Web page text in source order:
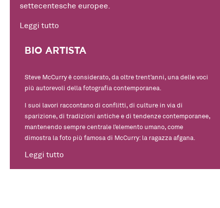
settecentesche europee.
Leggi tutto
BIO ARTISTA
Steve McCurry è considerato, da oltre trent’anni, una delle voci
più autorevoli della fotografia contemporanea.
I suoi lavori raccontano di conflitti, di culture in via di
sparizione, di tradizioni antiche e di tendenze contemporanee,
mantenendo sempre centrale l’elemento umano, come
dimostra la foto più famosa di McCurry: la ragazza afgana.
Leggi tutto